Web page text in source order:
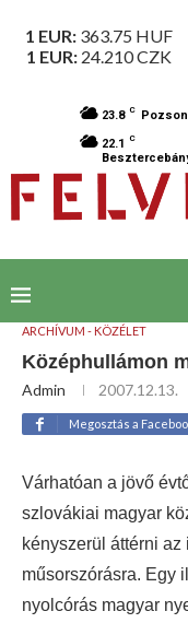
1 EUR: 363.75 HUF
1 EUR: 24.210CZK
23.8 C
22.1 C
ARCHÍVUM - KÖZÉLET
Középhullámon
Admin 2007.12.13.
Megosztás a
Várhatóan a jövő
szlovákiai magyar
kényszerül áttérni
műsorszórásra. Egy
nyolcórás magyar